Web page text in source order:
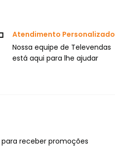
Atendimento Personalizado
Nossa equipe de Televendas
está aqui para lhe ajudar
receber promoções